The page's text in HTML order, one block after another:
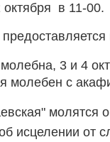
в 11-00.
3 и 4
молебен с
молятся
исцелении от